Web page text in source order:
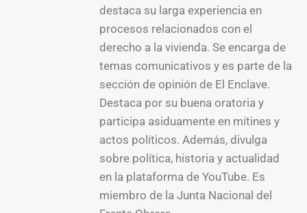
destaca su larga experiencia en
procesos relacionados con el
derecho a la vivienda. Se encarga de
temas comunicativos y es parte de la
sección de opinión de El Enclave.
Destaca por su buena oratoria y
participa asiduamente en mítines y
actos políticos. Además, divulga
sobre política, historia y actualidad
en la plataforma de YouTube. Es
miembro de la Junta Nacional del